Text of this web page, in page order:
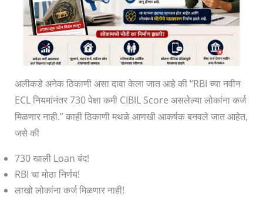
अलीकडे अनेक ठिकाणी असा दावा केला जात आहे की “RBI च्या नवीन
ECL नियमांनंतर 730 पेक्षा कमी CIBIL Score असलेल्या लोकांना कर्ज
मिळणार नाही.” काही ठिकाणी मथळे आणखी आकर्षक बनवले जात आहेत,
जसे की
730 खाली Loan बंद!
RBI चा मोठा निर्णय!
लाखो लोकांना कर्ज मिळणार नाही!